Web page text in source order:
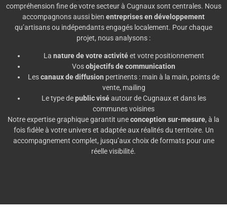
compréhension fine de votre secteur à Cugnaux sont centrales. Nous
accompagnons aussi bien entreprises en développement
qu’artisans ou indépendants engagés localement. Pour chaque
projet, nous analysons :
La nature de votre activitéet votre positionnement
Vosobjectifs de communication
Lescanaux de diffusion pertinents : main à la main, points de
vente, mailing
Le type depublic viséautour de Cugnaux et dans les
communes voisines
Notre expertise graphique garantit uneconception sur-mesure, à la
fois fidèle à votre univers et adaptée aux réalités du territoire. Un
accompagnement complet, jusqu’aux choix de formats pour une
réelle visibilité.